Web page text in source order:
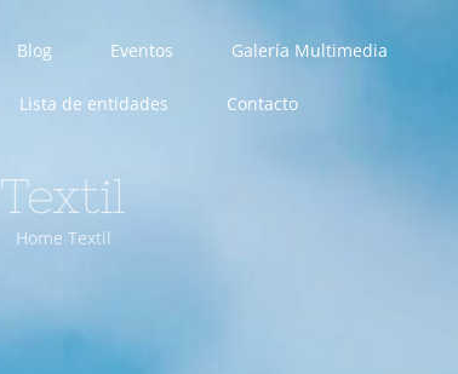
Blog Eventos Galería Multimedia
Lista de entidades Contacto
Textil
Home Textil